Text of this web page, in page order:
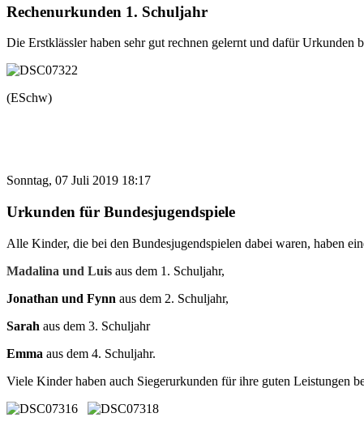
Rechenurkunden 1. Schuljahr
Die Erstklässler haben sehr gut rechnen gelernt und dafür Urkunden
(ESchw)
Sonntag, 07 Juli 2019 18:17
Urkunden für Bundesjugendspiele
Alle Kinder, die bei den Bundesjugendspielen dabei waren, haben
Madalina und Luis aus dem 1. Schuljahr,
Jonathan und Fynn aus dem 2. Schuljahr,
Sarah aus dem 3. Schuljahr
Emma aus dem 4. Schuljahr.
Viele Kinder haben auch Siegerurkunden für ihre guten Leistungen